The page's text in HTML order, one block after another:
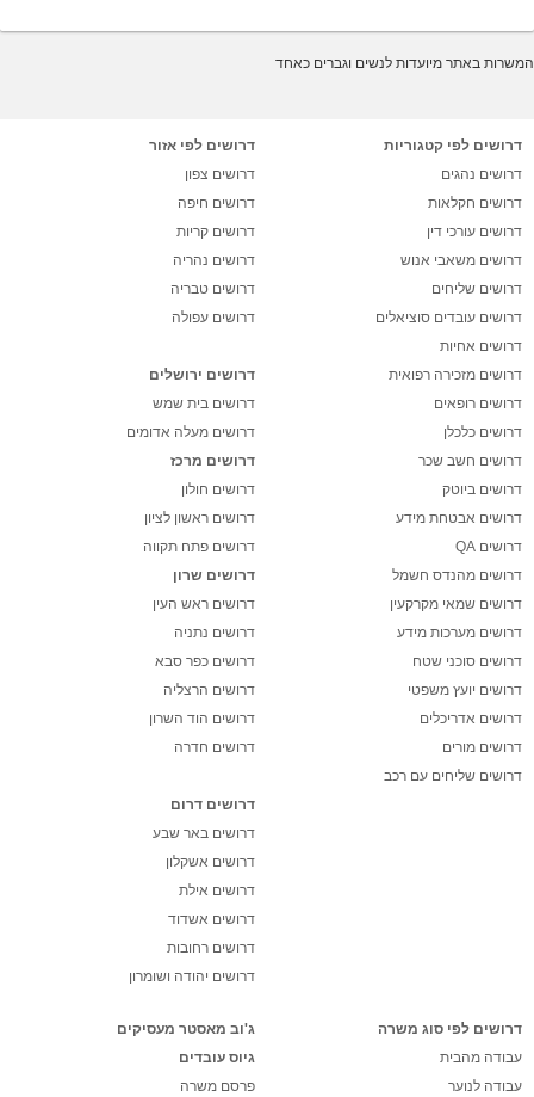
המשרות באתר מיועדות לנשים וגברים כאחד
דרושים לפי קטגוריות
דרושים נהגים
דרושים חקלאות
דרושים עורכי דין
דרושים משאבי אנוש
דרושים שליחים
דרושים עובדים סוציאלים
דרושים אחיות
דרושים מזכירה רפואית
דרושים רופאים
דרושים כלכלן
דרושים חשב שכר
דרושים ביוטק
דרושים אבטחת מידע
דרושים QA
דרושים מהנדס חשמל
דרושים שמאי מקרקעין
דרושים מערכות מידע
דרושים סוכני שטח
דרושים יועץ משפטי
דרושים אדריכלים
דרושים מורים
דרושים שליחים עם רכב
דרושים לפי אזור
דרושים צפון
דרושים חיפה
דרושים קריות
דרושים נהריה
דרושים טבריה
דרושים עפולה
דרושים ירושלים
דרושים בית שמש
דרושים מעלה אדומים
דרושים מרכז
דרושים חולון
דרושים ראשון לציון
דרושים פתח תקווה
דרושים שרון
דרושים ראש העין
דרושים נתניה
דרושים כפר סבא
דרושים הרצליה
דרושים הוד השרון
דרושים חדרה
דרושים דרום
דרושים באר שבע
דרושים אשקלון
דרושים אילת
דרושים אשדוד
דרושים רחובות
דרושים יהודה ושומרון
דרושים לפי סוג משרה
עבודה מהבית
עבודה לנוער
ג'וב מאסטר מעסיקים
גיוס עובדים
פרסם משרה